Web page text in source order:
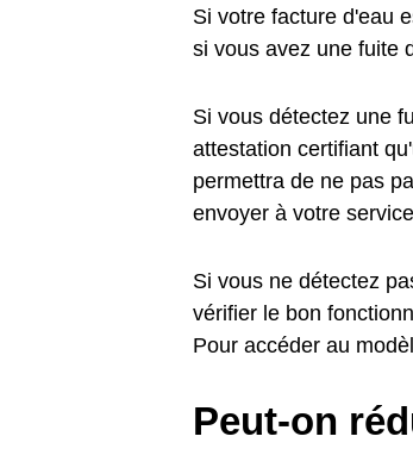
Si votre facture d'eau
si vous avez une fuite
Si vous détectez une
attestation certifiant
permettra de ne pas
envoyer à votre
Si vous ne détectez
vérifier le bon
Pour accéder au
Peut-on